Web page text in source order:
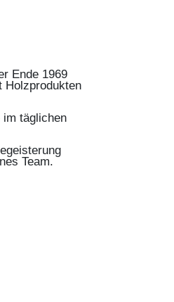
Ende 1969
Holzprodukten
im täglichen
Team.